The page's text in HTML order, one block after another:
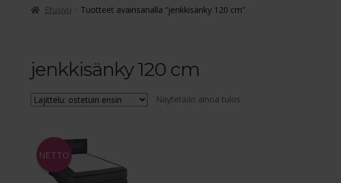
Etusivu Tuotteet avainsanalla “jenkkisänky 120 cm”
jenkkisänky 120 cm
Näytetään ainoa tulos
NETTO